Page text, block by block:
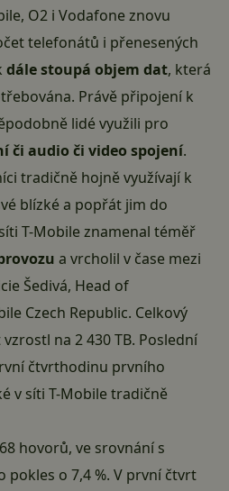
O2 i Vodafone znovu
telefonátů i přenesených
dále stoupá objem dat, která
Právě připojení k
lidé využili pro
či audio či video spojení.
tradičně hojně využívají k
blízké a popřát jim do
T-Mobile znamenal téměř
a vrcholil v čase mezi
Šedivá, Head of
Czech Republic. Celkový
na 2 430 TB. Poslední
čtvrthodinu prvního
v síti T-Mobile tradičně
hovorů, ve srovnání s
o 7,4 %. V první čtvrt